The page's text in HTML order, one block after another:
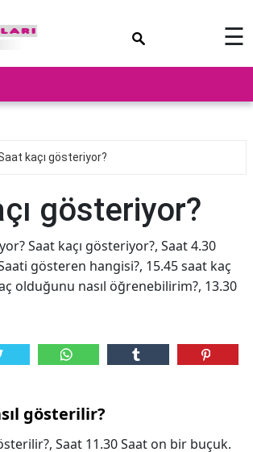
☰
kaçı gösteriyor?
gösteriyor?
Saat kaçı gösteriyor?, Saat 4.30
gösteren hangisi?, 15.45 saat kaç
olduğunu nasıl öğrenebilirim?, 13.30
gösterilir?
Saat 11.30 Saat on bir buçuk.